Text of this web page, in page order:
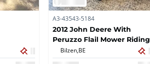
A3-43543-5184
2012 John Deere With
Peruzzo Flail Mower Riding
Mower
Bilzen,BE